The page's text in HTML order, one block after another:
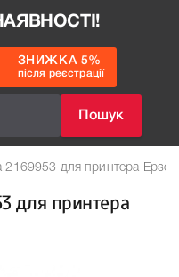
Пошук
ЗНИЖКА 5%
після реєстрації
2169953 для принтера
для принтера